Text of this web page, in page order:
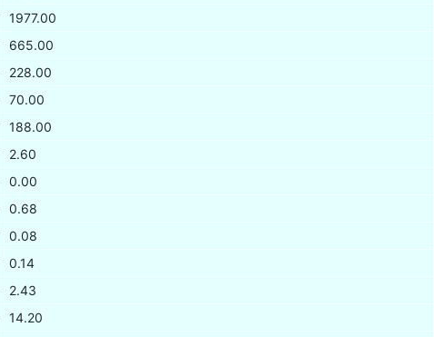
1977.00
665.00
228.00
70.00
188.00
2.60
0.00
0.68
0.08
0.14
2.43
14.20